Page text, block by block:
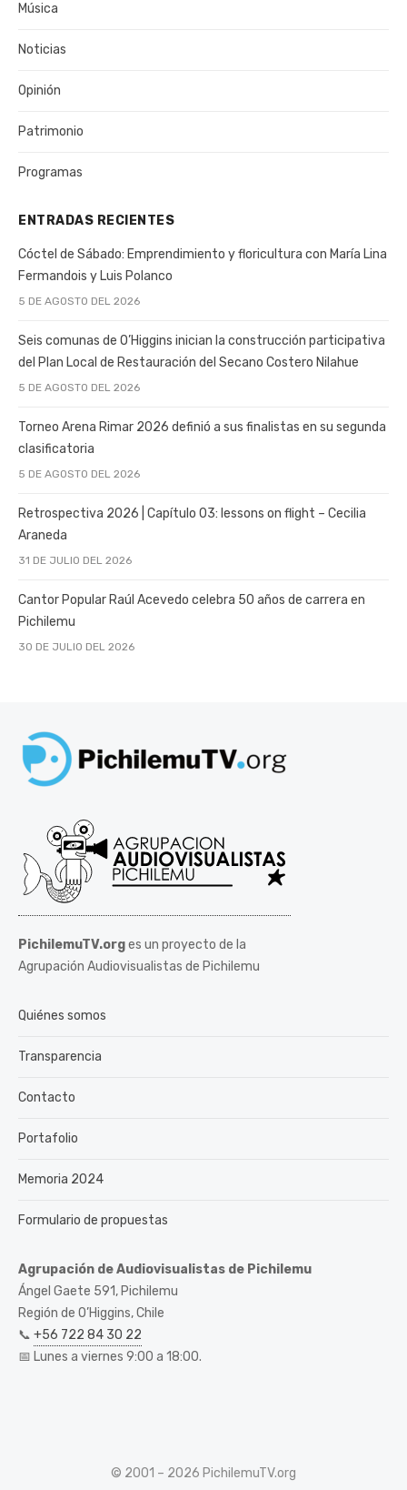
Música
Noticias
Opinión
Patrimonio
Programas
ENTRADAS RECIENTES
Cóctel de Sábado: Emprendimiento y floricultura con María Lina
Fermandois y Luis Polanco
5 DE AGOSTO DEL 2026
Seis comunas de O’Higgins inician la construcción participativa
del Plan Local de Restauración del Secano Costero Nilahue
5 DE AGOSTO DEL 2026
Torneo Arena Rimar 2026 definió a sus finalistas en su segunda
clasificatoria
5 DE AGOSTO DEL 2026
Retrospectiva 2026 | Capítulo 03: lessons on flight – Cecilia
Araneda
31 DE JULIO DEL 2026
Cantor Popular Raúl Acevedo celebra 50 años de carrera en
Pichilemu
30 DE JULIO DEL 2026
PichilemuTV.orges un proyecto de la
Agrupación Audiovisualistas de Pichilemu
Quiénes somos
Transparencia
Contacto
Portafolio
Memoria 2024
Formulario de propuestas
Agrupación de Audiovisualistas de Pichilemu
Ángel Gaete 591, Pichilemu
Región de O’Higgins, Chile
📞 +56 722 84 30 22
📅 Lunes a viernes 9:00 a 18:00.
© 2001 – 2026 PichilemuTV.org